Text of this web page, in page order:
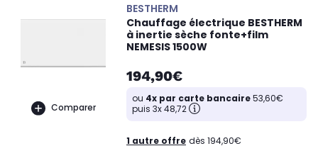
Comparer
BESTHERM
Chauffage électrique BESTHERM
à inertie sèche fonte+film
NEMESIS 1500W
194,90€
ou 4x par carte bancaire53,60€
puis 3x 48,72
1 autre offre dès 194,90€